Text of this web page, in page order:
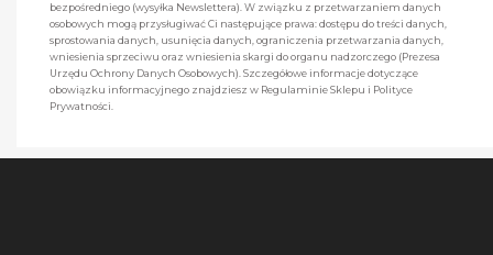
bezpośredniego (wysyłka Newslettera). W związku z przetwarzaniem danych
osobowych mogą przysługiwać Ci następujące prawa: dostępu do treści danych,
sprostowania danych, usunięcia danych, ograniczenia przetwarzania danych,
wniesienia sprzeciwu oraz wniesienia skargi do organu nadzorczego (Prezesa
Urzędu Ochrony Danych Osobowych). Szczegółowe informacje dotyczące
obowiązku informacyjnego znajdziesz w Regulaminie Sklepu i Polityce
Prywatności.